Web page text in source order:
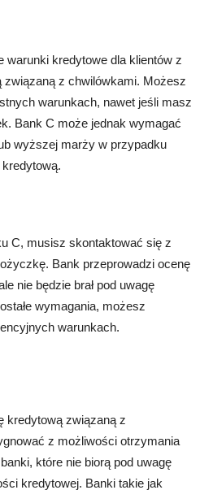
warunki kredytowe dla klientów z
związaną z chwilówkami. Możesz
warunkach, nawet jeśli masz
Bank C może jednak wymagać
wyższej marży w przypadku
C, musisz skontaktować się z
Bank przeprowadzi ocenę
nie będzie brał pod uwagę
wymagania, możesz
warunkach.
kredytową związaną z
z możliwości otrzymania
które nie biorą pod uwagę
kredytowej. Banki takie jak